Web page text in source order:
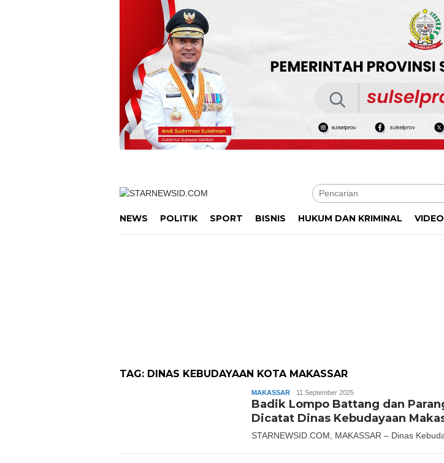
NEWS POLITIK SPORT BISNIS HUKUM DAN KRIMINAL VIDEO
TAG: DINAS KEBUDAYAAN KOTA MAKASSAR
MAKASSAR Andika
11 September 2025
Badik Lompo Battang dan
Dicatat Dinas Kebudayaan
STARNEWSID.COM, MAKASSAR – Dinas